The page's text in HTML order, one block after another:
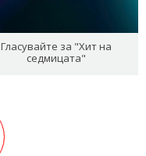
Гласувайте за "Хит на
седмицата"